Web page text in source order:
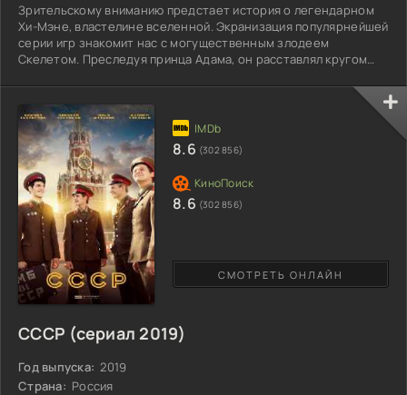
Зрительскому вниманию предстает история о легендарном
Хи-Мэне, властелине вселенной. Экранизация популярнейшей
серии игр знакомит нас с могущественным злодеем
Скелетом. Преследуя принца Адама, он расставлял кругом
способности, престолонаследник превратился в Хи-Мэна.
Строя планы захватить мир, чародей уничтожал все живое на
своем пути, обращая целые города и селения в пепел. Собрав
многотысячное войско, предводитель сил зла был близок к
заветной
СССР (сериал 2019)
Год выпуска: 2019
Страна: Россия
СМОТРЕТЬ ОНЛАЙН
8.6 (302 856)
8.6 (302 856)